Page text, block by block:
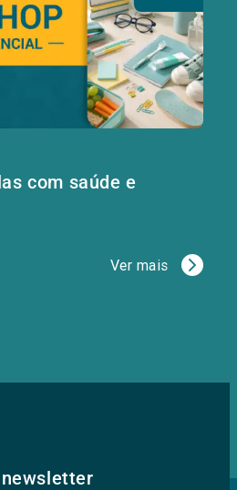
com saúde e
Ver mais